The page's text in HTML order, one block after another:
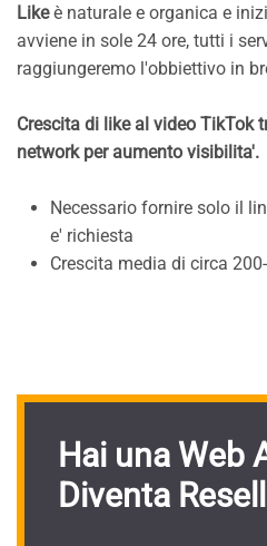
Likeè naturale e organica e
avviene in sole 24 ore, tutti i
raggiungeremo l'obbiettivo in
Crescita di like al video TikTok
network per aumento visibilita'.
Necessario fornire solo il
e' richiesta
Crescita media di circa
Hai una Web
Diventa